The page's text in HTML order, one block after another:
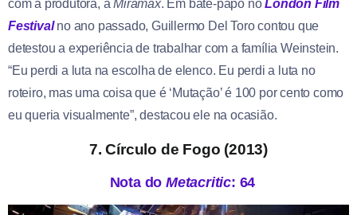
com a produtora, aMiramax. Em bate-papo noLondon Film
Festivalno ano passado, Guillermo Del Toro contou que
detestou a experiência de trabalhar com a família Weinstein.
“Eu perdi a luta na escolha de elenco. Eu perdi a luta no
roteiro, mas uma coisa que é ‘Mutação’ é 100 por cento como
eu queria visualmente”, destacou ele na ocasião.
7. Círculo de Fogo (2013)
Nota do Metacritic: 64